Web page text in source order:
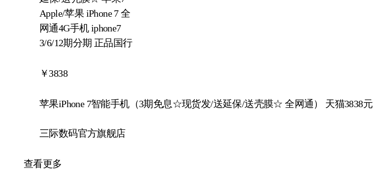
￥3838
苹果iPhone 7智能手机（3期免息☆现货发/送延保/送壳膜☆ 全网通） 天猫3838元
三际数码官方旗舰店
查看更多